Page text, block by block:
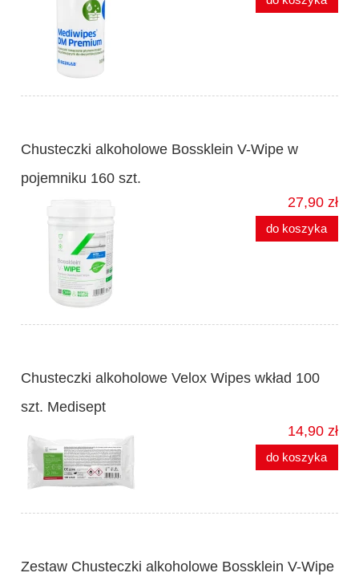
Chusteczki alkoholowe Bossklein V-Wipe w
pojemniku 160 szt.
27,90 zł
do koszyka
Chusteczki alkoholowe Velox Wipes wkład 100
szt. Medisept
14,90 zł
do koszyka
Zestaw Chusteczki alkoholowe Bossklein V-Wipe